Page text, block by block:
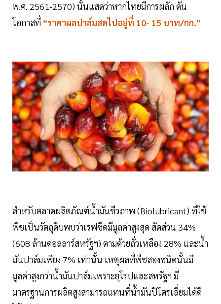
พ.ศ. 2561-2570) นั้นแสดว่าหากไทยมีการผลัก ดัน
โอกาสที่ “ราคาผลปาล์มสดไปอยู่ที่ 10- 15 บาท/กก.”
สำหรับตลาดผลิตภัณฑ์นํ้ามันชีวภาพ (Biolubricant) ที่ใช้
พืชเป็นวัตถุดิบพบว่าเรฟซีดมีมูลค่าสูงสุด สัดส่วน 34%
(608 ล้านดอลลาร์สหรัฐฯ) ตามด้วยถั่วเหลือง 28% และนํ้า
มันปาล์มเพียง 7% เท่านั้น เหตุผลที่พืชสองชนิดนั้นมี
มูลค่าสูงกว่านํ้ามันปาล์มเพราะยุโรปและสหรัฐฯ มี
มาตรฐานการผลิตสูงสามารถแทนที่นํ้ามันปิโตรเลี่ยมได้ดี